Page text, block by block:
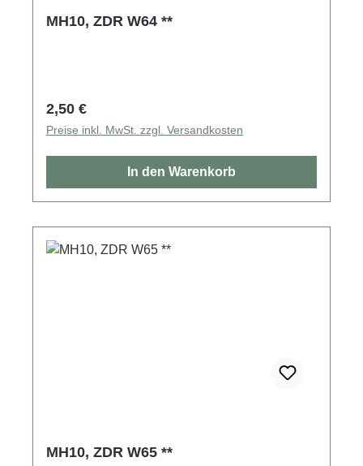
MH10, ZDR W64 **
Regulärer Preis:
2,50 €
Preise inkl. MwSt. zzgl. Versandkosten
In den Warenkorb
MH10, ZDR W65 **